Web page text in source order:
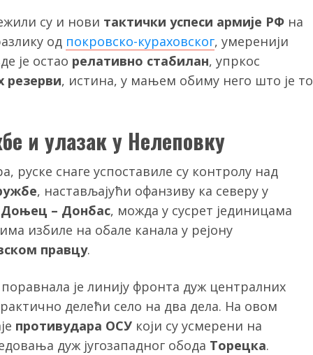
су и нови тактички успеси армије РФ на
од покровско-кураховског, умеренији
је остао релативно стабилан, упркос
резерви, истина, у мањем обиму него што је то
и улазак у Нелеповку
руске снаге успоставиле су контролу над
, настављајући офанзиву ка северу у
Доњец – Донбас, можда у сусрет јединицама
избиле на обале канала у рејону
правцу.
је линију фронта дуж централних
делећи село на два дела. На овом
противудара ОСУ који су усмерени на
дуж југозападног обода Торецка.